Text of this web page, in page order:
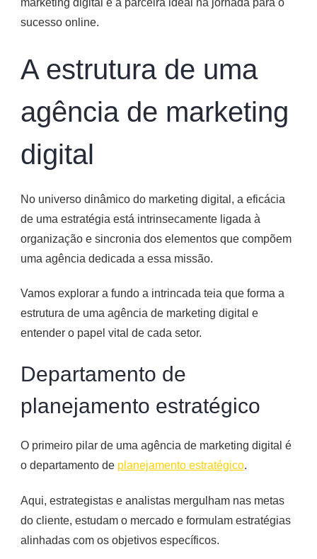
marketing digital é a parceira ideal na jornada para o
sucesso online.
A estrutura de uma
agência de marketing
digital
No universo dinâmico do marketing digital, a eficácia
de uma estratégia está intrinsecamente ligada à
organização e sincronia dos elementos que compõem
uma agência dedicada a essa missão.
Vamos explorar a fundo a intrincada teia que forma a
estrutura de uma agência de marketing digital e
entender o papel vital de cada setor.
Departamento de
planejamento estratégico
O primeiro pilar de uma agência de marketing digital é
o departamento de planejamento estratégico.
Aqui, estrategistas e analistas mergulham nas metas
do cliente, estudam o mercado e formulam estratégias
alinhadas com os objetivos específicos.